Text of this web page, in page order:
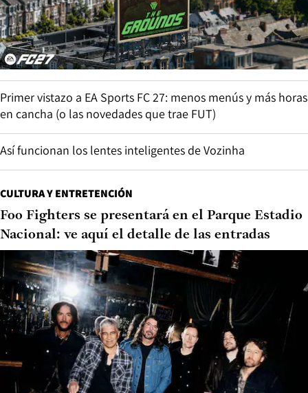
Primer vistazo a EA Sports FC 27: menos menús y más horas
en cancha (o las novedades que trae FUT)
Así funcionan los lentes inteligentes de Vozinha
CULTURA Y ENTRETENCIÓN
Foo Fighters se presentará en el Parque Estadio
Nacional: ve aquí el detalle de las entradas